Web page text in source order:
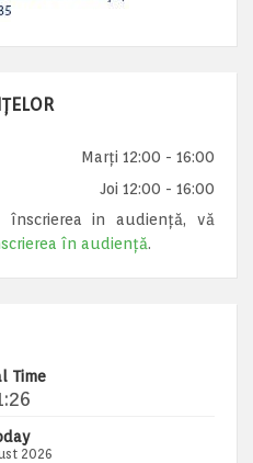
Marți 12:00 - 16:00
Joi 12:00 - 16:00
înscrierea in audiență, vă
în audiență.
Time
2026